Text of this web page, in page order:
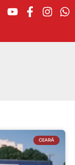
CEARÁ